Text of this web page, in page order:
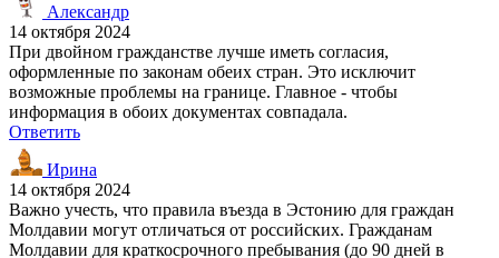
Александр
14 октября 2024
При двойном гражданстве лучше иметь согласия,
оформленные по законам обеих стран. Это исключит
возможные проблемы на границе. Главное - чтобы
информация в обоих документах совпадала.
Ответить
Ирина
14 октября 2024
Важно учесть, что правила въезда в Эстонию для граждан
Молдавии могут отличаться от российских. Гражданам
Молдавии для краткосрочного пребывания (до 90 дней в